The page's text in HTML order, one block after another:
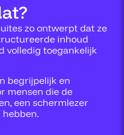
zo ontwerpt dat ze
inhoud
volledig toegankelijk
begrijpelijk en
mensen die de
een schermlezer